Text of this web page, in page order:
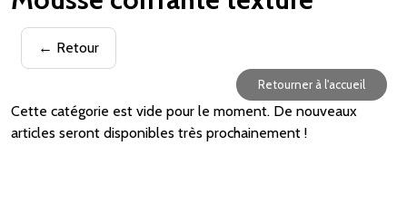
← Retour
Retourner à l'accueil
Cette catégorie est vide pour le moment. De nouveaux
articles seront disponibles très prochainement !